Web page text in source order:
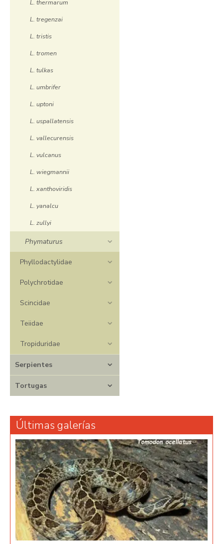
L. thermarum
L. tregenzai
L. tristis
L. tromen
L. tulkas
L. umbrifer
L. uptoni
L. uspallatensis
L. vallecurensis
L. vulcanus
L. wiegmannii
L. xanthoviridis
L. yanalcu
L. zullyi
Phymaturus
Phyllodactylidae
Polychrotidae
Scincidae
Teiidae
Tropiduridae
Serpientes
Tortugas
Últimas galerías